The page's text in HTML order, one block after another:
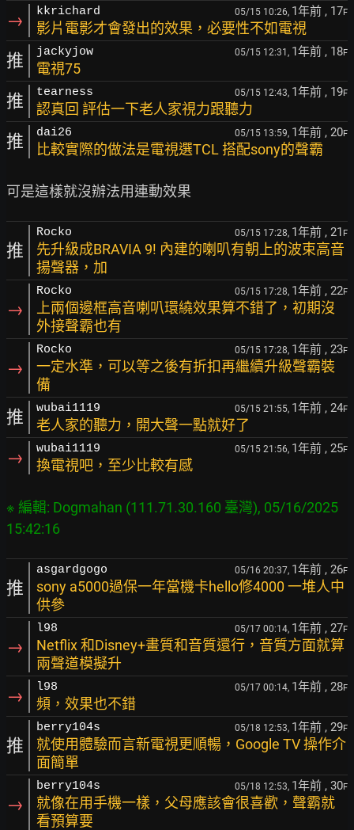
→ kkrichard 05/15 10:26, 1年前 , 17F
影片電影才會發出的效果，必要性不如電視
推 jackyjow 05/15 12:31, 1年前 , 18F
電視75
推 tearness 05/15 12:43, 1年前 , 19F
認真回 評估一下老人家視力跟聽力
推 dai26 05/15 13:59, 1年前 , 20F
比較實際的做法是電視選TCL 搭配sony的聲霸
推
Rocko 05/15 17:28, 1年前 , 21 F
先升級成BRAVIA 9! 內建的喇叭有朝上的波束高音
揚聲器，加
→
Rocko 05/15 17:28, 1年前 , 22F
上兩個邊框高音喇叭環繞效果算不錯了，初期沒
外接聲霸也有
→
Rocko 05/15 17:28, 1年前 , 23F
一定水準，可以等之後有折扣再繼續升級聲霸裝
備
推 wubai1119 05/15 21:55, 1年前 , 24F
老人家的聽力，開大聲一點就好了
→ wubai1119 05/15 21:56, 1年前 , 25F
換電視吧，至少比較有感
※ 編輯: Dogmahan (111.71.30.160 臺灣), 05/16/2025
推
asgardgogo 05/16 20:37, 1年前 , 26F
sony a5000過保一年當機卡hello修4000 一堆人中
供參
→
l98 05/17 00:14, 1年前 , 27F
Netflix 和Disney+畫質和音質還行，音質方面就算
兩聲道模擬升
→ l98 05/17 00:14, 1年前 , 28F
頻，效果也不錯
推
berry104s 05/18 12:53, 1年前 , 29F
就使用體驗而言新電視更順暢，Google TV 操作介
面簡單
→
berry104s 05/18 12:53, 1年前 , 30F
就像在用手機一樣，父母應該會很喜歡，聲霸就
看預算要